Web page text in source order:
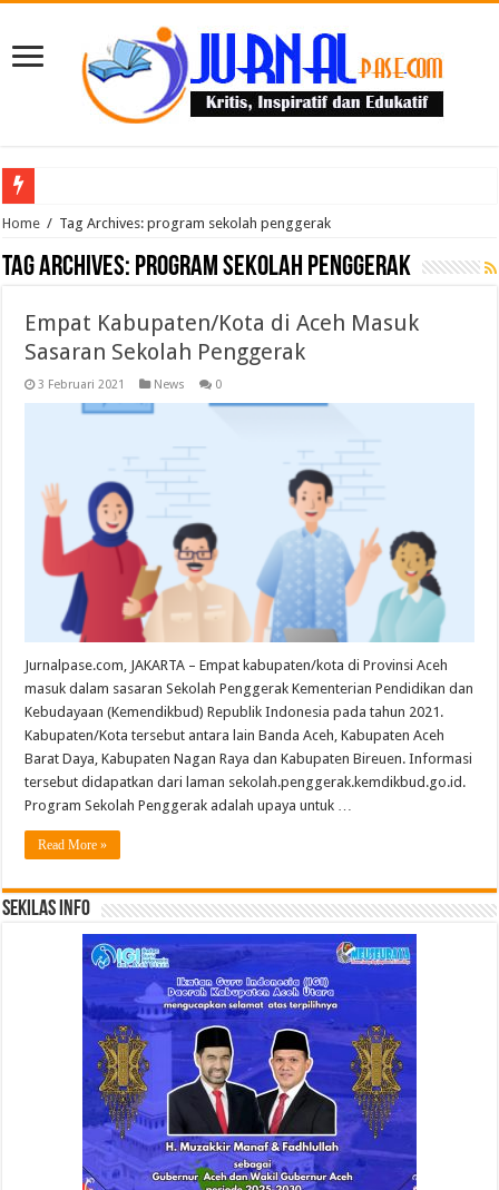
Puluhan Guru Berkumpul di TPN XIII Aceh Utara, Kacabdin Tekankan Cetak
Home / Tag Archives: program sekolah penggerak
Tag Archives: program sekolah penggerak
Empat Kabupaten/Kota di Aceh Masuk
Sasaran Sekolah Penggerak
3 Februari 2021 News 0
Jurnalpase.com, JAKARTA – Empat kabupaten/kota di Provinsi Aceh
masuk dalam sasaran Sekolah Penggerak Kementerian Pendidikan dan
Kebudayaan (Kemendikbud) Republik Indonesia pada tahun 2021.
Kabupaten/Kota tersebut antara lain Banda Aceh, Kabupaten Aceh
Barat Daya, Kabupaten Nagan Raya dan Kabupaten Bireuen. Informasi
tersebut didapatkan dari laman sekolah.penggerak.kemdikbud.go.id.
Program Sekolah Penggerak adalah upaya untuk …
Read More »
Sekilas Info